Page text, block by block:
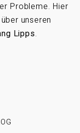
Probleme. Hier
unseren
Lipps.